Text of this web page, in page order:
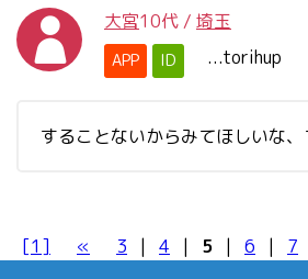
大宮10代 / 埼玉
APP ID ...torihup
することないからみてほしいな
[1] « 3 | 4 | 5 | 6 | 7